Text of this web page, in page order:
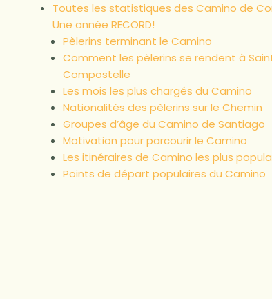
Toutes les statistiques des Camino de
Une année RECORD!
Pèlerins terminant le Camino
Comment les pèlerins se rendent à
Compostelle
Les mois les plus chargés du Camino
Nationalités des pèlerins sur le Chemin
Groupes d’âge du Camino de Santiago
Motivation pour parcourir le Camino
Les itinéraires de Camino les plus
Points de départ populaires du Camino